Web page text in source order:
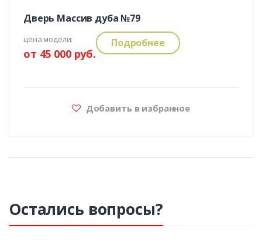
Дверь Массив дуба №79
цена модели:
от 45 000 руб.
Подробнее
Добавить в избранное
Остались вопросы?